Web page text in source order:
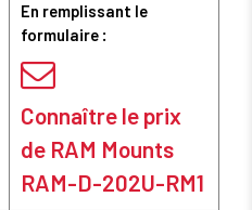
En remplissant le
formulaire :
Connaître le prix
de RAM Mounts
RAM-D-202U-RM1